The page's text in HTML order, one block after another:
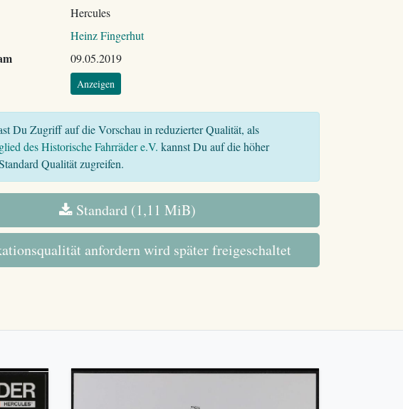
Hercules
Heinz Fingerhut
09.05.2019
Anzeigen
Du Zugriff auf die Vorschau in reduzierter Qualität, als
des Historische Fahrräder e.V. kannst Du auf die höher
Qualität zugreifen.
Standard (1,11 MiB)
anfordern wird später freigeschaltet